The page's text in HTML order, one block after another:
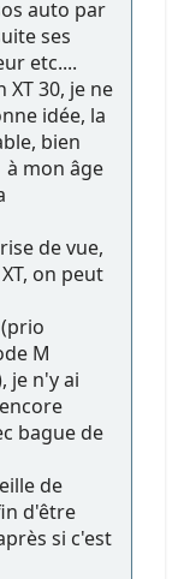
auto par
ses
etc....
30, je ne
idée, la
bien
à mon âge
de vue,
on peut
M
je n'y ai
bague de
de
d'être
si c'est